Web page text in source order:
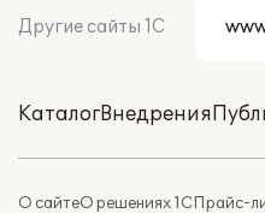
Другие сайты 1С
КаталогВнедрения
О сайтеО решениях 1СПрайс-